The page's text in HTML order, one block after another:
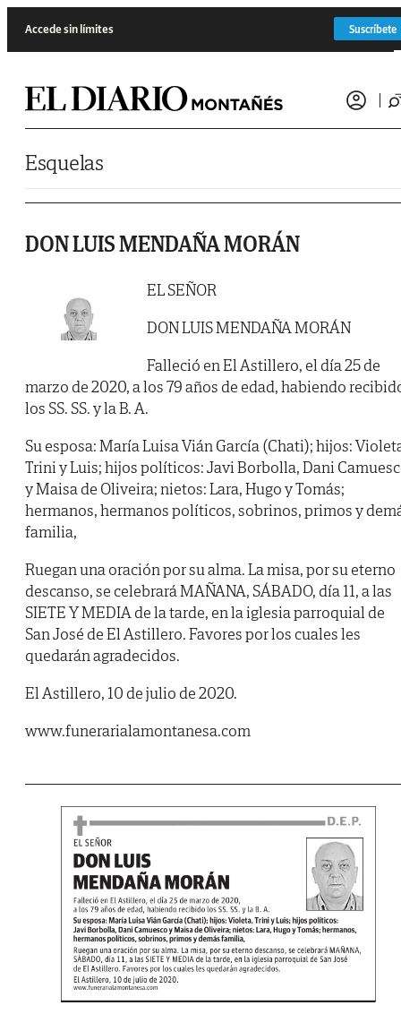
Accede sin límites Suscríbete
Esquelas
DON LUIS MENDAÑA MORÁN
EL SEÑOR
DON LUIS MENDAÑA MORÁN
Falleció en El Astillero, el día 25 de
marzo de 2020, a los 79 años de edad, habiendo
los SS. SS. y la B. A.
Su esposa: María Luisa Vián García (Chati); hijos:
Trini y Luis; hijos políticos: Javi Borbolla, Dani
y Maisa de Oliveira; nietos: Lara, Hugo y Tomás;
hermanos, hermanos políticos, sobrinos, primos y
familia,
Ruegan una oración por su alma. La misa, por su eterno
descanso, se celebrará MAÑANA, SÁBADO, día 11, a las
SIETE Y MEDIA de la tarde, en la iglesia parroquial de
San José de El Astillero. Favores por los cuales les
quedarán agradecidos.
El Astillero, 10 de julio de 2020.
www.funerarialamontanesa.com